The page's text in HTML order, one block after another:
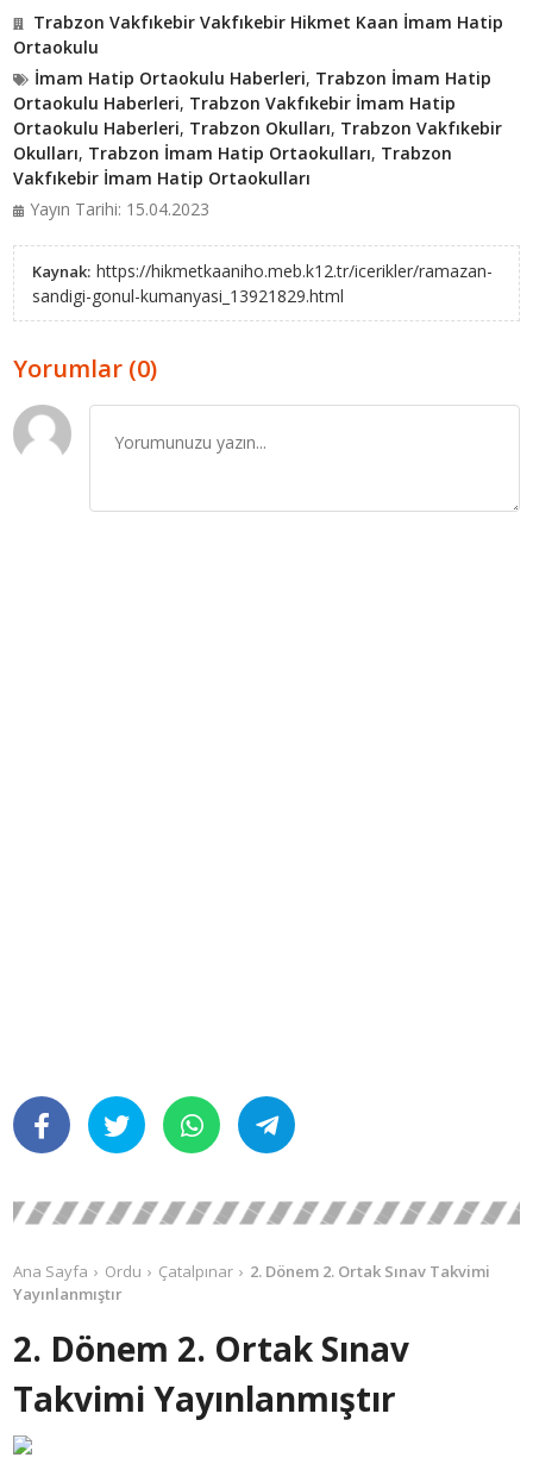
Trabzon Vakfıkebir Vakfıkebir Hikmet Kaan İmam Hatip
Ortaokulu
İmam Hatip Ortaokulu Haberleri, Trabzon İmam Hatip
Ortaokulu Haberleri, Trabzon Vakfıkebir İmam Hatip
Ortaokulu Haberleri, Trabzon Okulları, Trabzon Vakfıkebir
Okulları, Trabzon İmam Hatip Ortaokulları, Trabzon
Vakfıkebir İmam Hatip Ortaokulları
Yayın Tarihi: 15.04.2023
Kaynak: https://hikmetkaaniho.meb.k12.tr/icerikler/ramazan-
sandigi-gonul-kumanyasi_13921829.html
Yorumlar (0)
Ana Sayfa Ordu Çatalpınar
2. Dönem 2. Ortak Sınav Takvimi
Yayınlanmıştır
2. Dönem 2. Ortak Sınav
Takvimi Yayınlanmıştır